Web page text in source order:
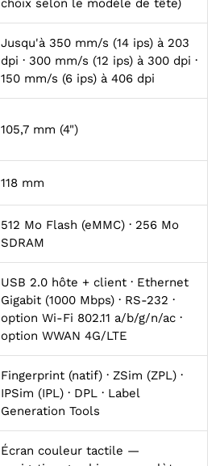
choix selon le modèle de tête)
Jusqu'à 350 mm/s (14 ips) à 203
dpi · 300 mm/s (12 ips) à 300 dpi ·
150 mm/s (6 ips) à 406 dpi
105,7 mm (4")
118 mm
512 Mo Flash (eMMC) · 256 Mo
SDRAM
USB 2.0 hôte + client · Ethernet
Gigabit (1000 Mbps) · RS-232 ·
option Wi-Fi 802.11 a/b/g/n/ac ·
option WWAN 4G/LTE
Fingerprint (natif) · ZSim (ZPL) ·
IPSim (IPL) · DPL · Label
Generation Tools
Écran couleur tactile —